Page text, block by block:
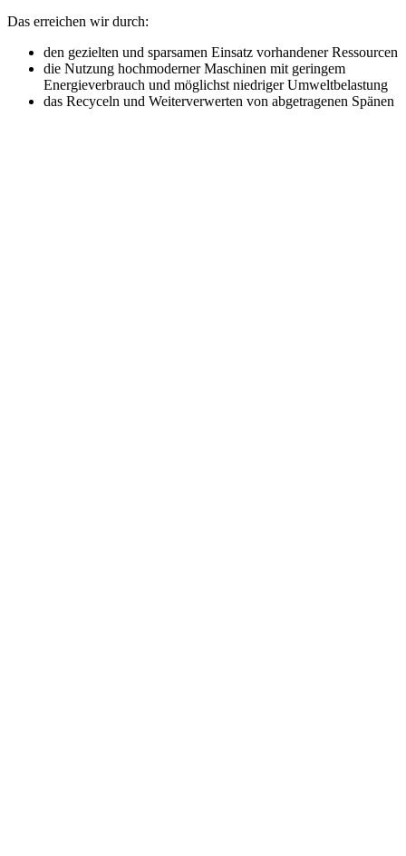
Das erreichen wir durch:
den gezielten und sparsamen Einsatz vorhandener Ressourcen
die Nutzung hochmoderner Maschinen mit geringem
Energieverbrauch und möglichst niedriger Umweltbelastung
das Recyceln und Weiterverwerten von abgetragenen Spänen